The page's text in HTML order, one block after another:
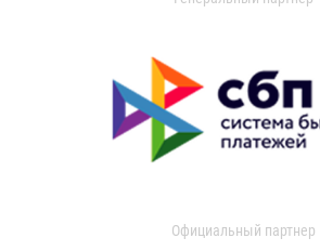
Официальный партнер